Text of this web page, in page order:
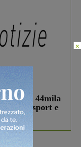
oltre 44mila
per lo sport e
×